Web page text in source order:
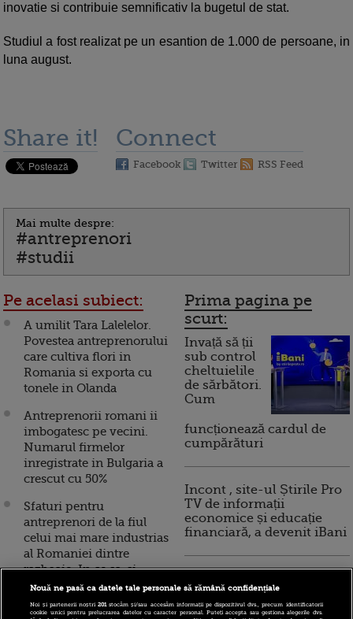
inovatie si contribuie semnificativ la bugetul de stat.
Studiul a fost realizat pe un esantion de 1.000 de persoane, in
luna august.
Share it! Connect
Facebook Twitter RSS Feed
Mai multe despre:
#antreprenori
#studii
Pe acelasi subiect:
A umilit Tara Lalelelor.
Povestea antreprenorului
care cultiva flori in
Romania si exporta cu
tonele in Olanda
Antreprenorii romani ii
imbogatesc pe vecini.
Numarul firmelor
inregistrate in Bulgaria a
crescut cu 50%
Sfaturi pentru
antreprenori de la fiul
celui mai mare industrias
al Romaniei dintre
razboaie. In ce sa-si
investeasca banii si ce
afaceri au succes VIDEO
Prima pagina pe
scurt:
Invață să ții
sub control
cheltuielile
de sărbători.
Cum
funcționează cardul de
cumpărături
Incont , site-ul Știrile Pro
TV de informații
economice și educație
financiară, a devenit iBani
financiare inteligente
Nouă ne pasă ca datele tale personale să rămână confidențiale
Noi și partenerii noștri201stocăm și/sau accesăm informații pe dispozitivul dvs., precum identificatorii
cookie unici pentru prelucrarea datelor cu caracter personal. Puteți accepta sau gestiona alegerile dvs.